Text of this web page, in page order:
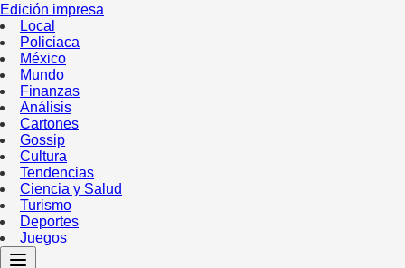
Edición impresa
Local
Policiaca
México
Mundo
Finanzas
Análisis
Cartones
Gossip
Cultura
Tendencias
Ciencia y Salud
Turismo
Deportes
Juegos